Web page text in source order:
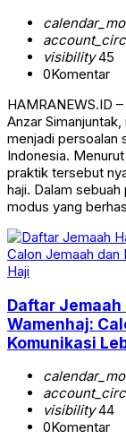
visibility45
0Komentar
HAMRANEWS.ID
Anzar
menjadi persoalan
Indonesia.
praktik tersebut
haji. Dalam
modus yang
Haji
Daftar Jemaah
Wamenhaj:
Komunikasi
visibility44
0Komentar